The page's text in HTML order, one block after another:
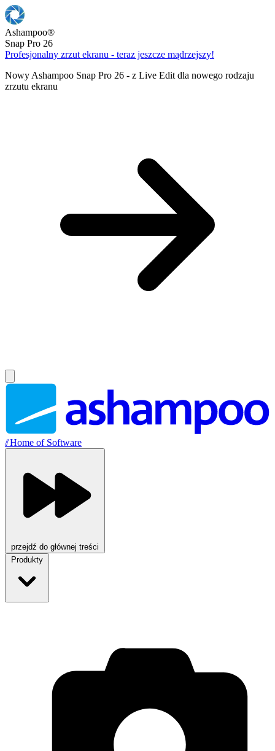
Ashampoo®
Snap Pro 26
Profesjonalny zrzut ekranu - teraz jeszcze mądrzejszy!
Nowy Ashampoo Snap Pro 26 - z Live Edit dla nowego rodzaju
zrzutu ekranu
//Home of Software
przejdź do głównej treści
Produkty